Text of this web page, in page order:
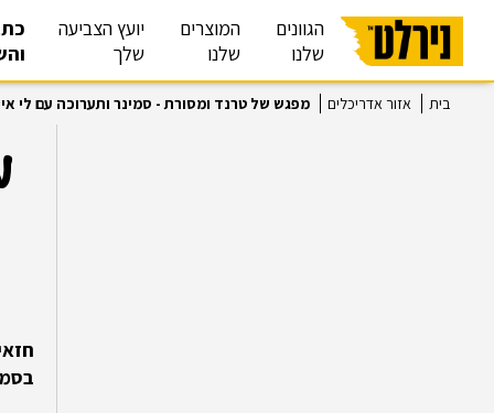
הגוונים
שלנו
המוצרים
שלנו
יועץ הצביעה
שלך
בית אזור אדריכלים מפגש של טרנד ומסורת - סמינר ותערוכה עם לי
ח